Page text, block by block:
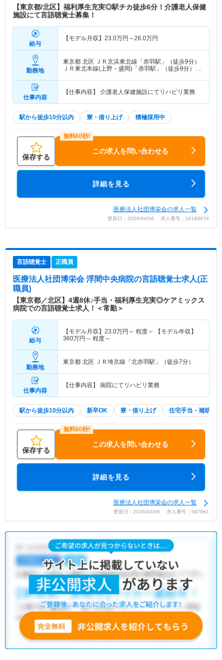
【東京都/北区】福利厚生充実◎駅チカ徒歩6分！介護老人保健
施設にて言語聴覚士募集！
給与
【モデル月収】 23.0万円～26.0万円
勤務地
東京都 北区
ＪＲ京浜東北線「赤羽駅」（徒歩9分）
ＪＲ東北本線(上野－盛岡)「赤羽駅」（徒歩9分）
仕事内容
【仕事内容】 介護老人保健施設にてリハビリ業務
駅から徒歩10分以内 寮・借り上げ 積極採用中
保存する
この求人を問い合わせる
詳細を見る
医療法人社団博栄会の求人一覧
更新日：2026/04/06 求人番号：10188674
言語聴覚士 正職員
医療法人社団博栄会 浮間中央病院の言語聴覚士求人(正
職員)
【東京都／北区】4週8休♪手当・福利厚生充実◎ケアミックス
病院での言語聴覚士求人！＜常勤＞
給与
【モデル月収】 23.0万円～ 程度～ 【モデル年収】
360万円～ 程度～
勤務地
東京都 北区 ＪＲ埼京線「北赤羽駅」（徒歩7分）
仕事内容
【仕事内容】 病院にてリハビリ業務
駅から徒歩10分以内 新卒OK 寮・借り上げ 住宅手当・補助
保存する
この求人を問い合わせる
詳細を見る
医療法人社団博栄会の求人一覧
更新日：2026/04/06 求人番号：597961